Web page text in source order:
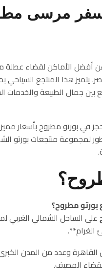
مرسى
أفضل الأماكن لقضاء عطلة
هذا المنتجع السياحي
بين جمال الطبيعة والخدمات
في بورتو مطروح بأسعار
لمجموعة منتجعات بورتو
بورتو مطروح؟
على الساحل الشمالي الغربي
**.
وعدد من المدن
المصيف.